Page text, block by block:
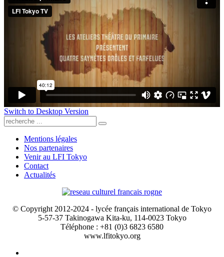
Switch to Desktop Version
Mentions légales
Nos partenaires
Venir au LFI Tokyo
Contact
Actualités
© Copyright 2012-2024 - lycée français international de Tokyo
5-57-37 Takinogawa Kita-ku, 114-0023 Tokyo
Téléphone : +81 (0)3 6823 6580
www.lfitokyo.org